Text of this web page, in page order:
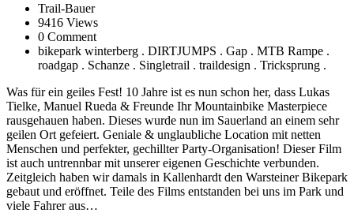
Trail-Bauer
9416 Views
0 Comment
bikepark winterberg . DIRTJUMPS . Gap . MTB Rampe .
roadgap . Schanze . Singletrail . traildesign . Tricksprung .
Was für ein geiles Fest! 10 Jahre ist es nun schon her, dass Lukas
Tielke, Manuel Rueda & Freunde Ihr Mountainbike Masterpiece
rausgehauen haben. Dieses wurde nun im Sauerland an einem sehr
geilen Ort gefeiert. Geniale & unglaubliche Location mit netten
Menschen und perfekter, gechillter Party-Organisation! Dieser Film
ist auch untrennbar mit unserer eigenen Geschichte verbunden.
Zeitgleich haben wir damals in Kallenhardt den Warsteiner Bikepark
gebaut und eröffnet. Teile des Films entstanden bei uns im Park und
viele Fahrer aus…